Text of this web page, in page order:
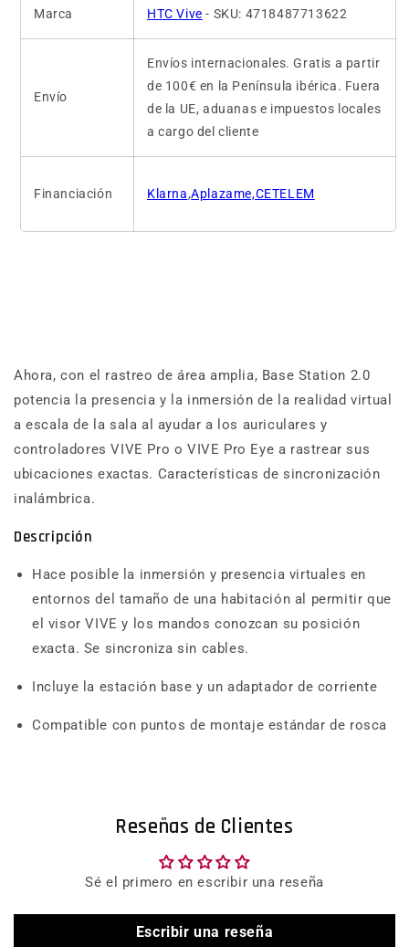
Marca HTC Vive - SKU: 4718487713622
Envío
Envíos internacionales. Gratis a partir
de 100€ en la Península ibérica. Fuera
de la UE, aduanas e impuestos locales
a cargo del cliente
Financiación Klarna,Aplazame,CETELEM
Ahora, con el rastreo de área amplia, Base Station 2.0
potencia la presencia y la inmersión de la realidad virtual
a escala de la sala al ayudar a los auriculares y
controladores VIVE Pro o VIVE Pro Eye a rastrear sus
ubicaciones exactas. Características de sincronización
inalámbrica.
Descripción
Hace posible la inmersión y presencia virtuales en
entornos del tamaño de una habitación al permitir que
el visor VIVE y los mandos conozcan su posición
exacta. Se sincroniza sin cables.
Incluye la estación base y un adaptador de corriente
Compatible con puntos de montaje estándar de rosca
Reseñas de Clientes
Sé el primero en escribir una reseña
Escribir una reseña